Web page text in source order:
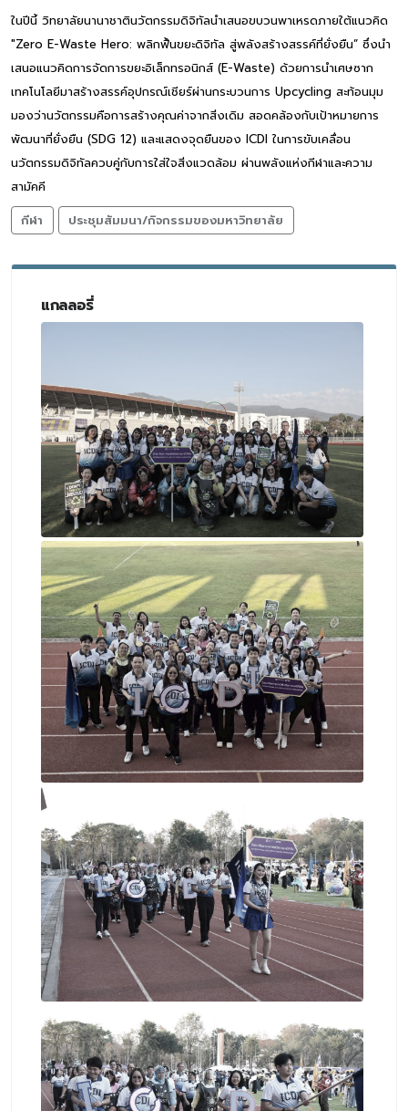
ในปีนี้ วิทยาลัยนานาชาตินวัตกรรมดิจิทัลนำเสนอขบวนพาเหรดภายใต้แนวคิด
"Zero E-Waste Hero: พลิกฟื้นขยะดิจิทัล สู่พลังสร้างสรรค์ที่ยั่งยืน” ซึ่งนำ
เสนอแนวคิดการจัดการขยะอิเล็กทรอนิกส์ (E-Waste) ด้วยการนำเศษซาก
เทคโนโลยีมาสร้างสรรค์อุปกรณ์เชียร์ผ่านกระบวนการ Upcycling สะท้อนมุม
มองว่านวัตกรรมคือการสร้างคุณค่าจากสิ่งเดิม สอดคล้องกับเป้าหมายการ
พัฒนาที่ยั่งยืน (SDG 12) และแสดงจุดยืนของ ICDI ในการขับเคลื่อน
นวัตกรรมดิจิทัลควบคู่กับการใส่ใจสิ่งแวดล้อม ผ่านพลังแห่งกีฬาและความ
สามัคคี
กีฬา
ประชุมสัมมนา/กิจกรรมของมหาวิทยาลัย
แกลลอรี่